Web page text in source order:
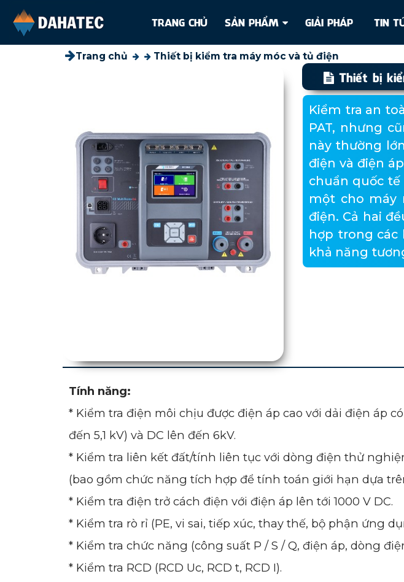
TRANG CHỦ SẢN PHẨM GIẢI PHÁP TIN
Trang chủ Thiết bị kiểm tra máy móc và tủ điện
Thiết bị
Kiểm tra an
PAT, nhưng
này thường
điện và điện
chuẩn quốc
một cho máy
điện. Cả hai
hợp trong các
khả năng
Tính năng:
* Kiểm tra điện môi chịu được điện áp cao với dải điện áp
đến 5,1 kV) và DC lên đến 6kV.
* Kiểm tra liên kết đất/tính liên tục với dòng điện thử
(bao gồm chức năng tích hợp để tính toán giới hạn dựa
* Kiểm tra điện trở cách điện với điện áp lên tới 1000 V DC.
* Kiểm tra rò rỉ (PE, vi sai, tiếp xúc, thay thế, bộ phận ứng
* Kiểm tra chức năng (công suất P / S / Q, điện áp, dòng
* Kiểm tra RCD (RCD Uc, RCD t, RCD I).